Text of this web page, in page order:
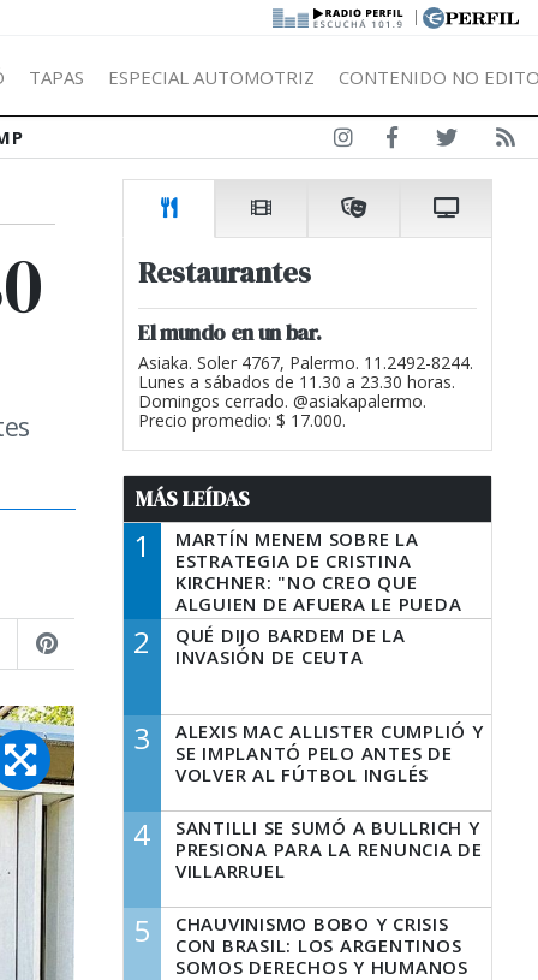
|
TAPAS ESPECIAL AUTOMOTRIZ CONTENIDO NO
Restaurantes
El mundo en un bar.
Asiaka. Soler 4767, Palermo. 11.2492-8244.
Lunes a sábados de 11.30 a 23.30 horas.
Domingos cerrado. @asiakapalermo.
Precio promedio: $ 17.000.
MÁS LEÍDAS
1
MARTÍN MENEM SOBRE LA
ESTRATEGIA DE CRISTINA
KIRCHNER: "NO CREO QUE
ALGUIEN DE AFUERA LE PUEDA
DECIR A LA JUSTICIA LO QUE
TIENE QUE HACER"
2
QUÉ DIJO BARDEM DE LA
INVASIÓN DE CEUTA
3
ALEXIS MAC ALLISTER CUMPLIÓ Y
SE IMPLANTÓ PELO ANTES DE
VOLVER AL FÚTBOL INGLÉS
4
SANTILLI SE SUMÓ A BULLRICH Y
PRESIONA PARA LA RENUNCIA DE
VILLARRUEL
5
CHAUVINISMO BOBO Y CRISIS
CON BRASIL: LOS ARGENTINOS
SOMOS DERECHOS Y HUMANOS